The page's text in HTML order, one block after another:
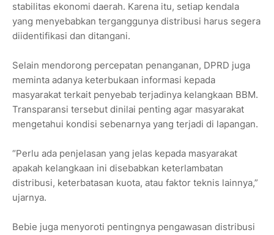
stabilitas ekonomi daerah. Karena itu, setiap kendala
yang menyebabkan terganggunya distribusi harus segera
diidentifikasi dan ditangani.
Selain mendorong percepatan penanganan, DPRD juga
meminta adanya keterbukaan informasi kepada
masyarakat terkait penyebab terjadinya kelangkaan BBM.
Transparansi tersebut dinilai penting agar masyarakat
mengetahui kondisi sebenarnya yang terjadi di lapangan.
“Perlu ada penjelasan yang jelas kepada masyarakat
apakah kelangkaan ini disebabkan keterlambatan
distribusi, keterbatasan kuota, atau faktor teknis lainnya,”
ujarnya.
Bebie juga menyoroti pentingnya pengawasan distribusi